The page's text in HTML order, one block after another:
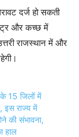
दर्ज हो सकती
और कच्छ में
राजस्थान में और
के 15 जिलों में
इस राज्य में
की संभावना,
हाल